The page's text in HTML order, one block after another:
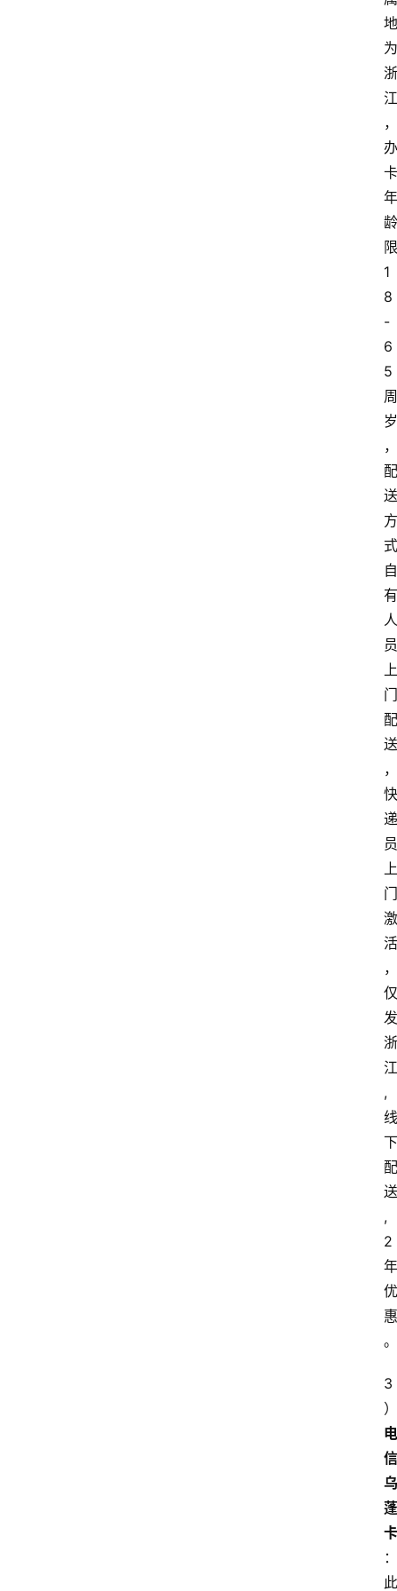
地
为
浙
江
，
办
卡
年
龄
限
1
8
-
6
5
周
岁
，
配
送
方
式
自
有
人
员
上
门
配
送
，
快
递
员
上
门
激
活
，
仅
发
浙
江
,
线
下
配
送
,
2
年
优
惠
。
3
）
电
信
乌
蓬
卡
：
此